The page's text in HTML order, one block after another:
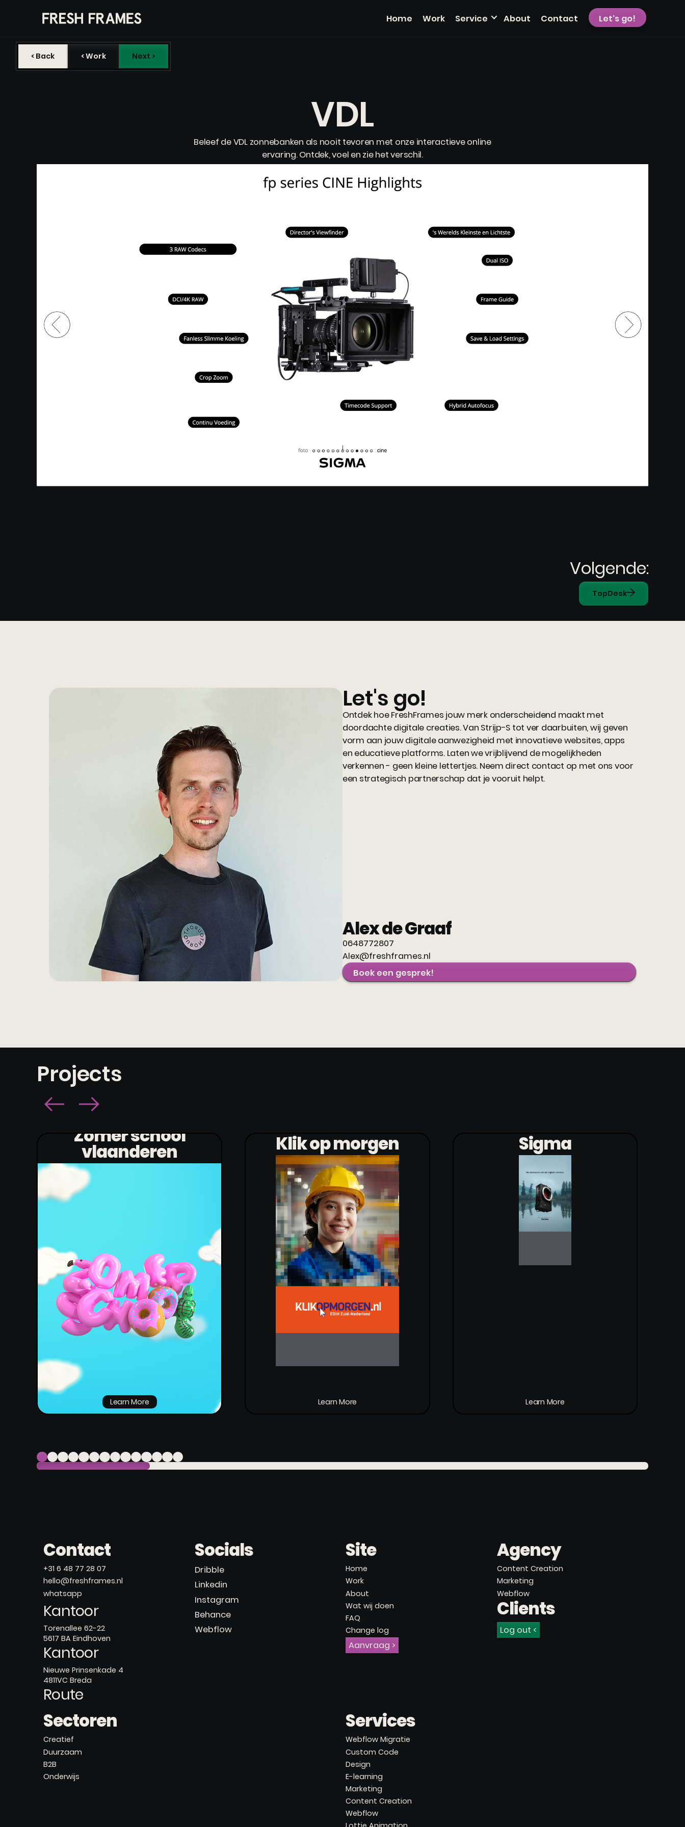
Home Work Service About Contact Let's go!
< Back < Work Next >
VDL
Beleef de VDL zonnebanken als nooit tevoren met onze interactieve online
ervaring. Ontdek, voel en zie het verschil.
Volgende:
TopDesk
Let's go!
Ontdek hoe FreshFrames jouw merk onderscheidend maakt met
doordachte digitale creaties. Van Strijp-S tot ver daarbuiten, wij geven
vorm aan jouw digitale aanwezigheid met innovatieve websites, apps
en educatieve platforms. Laten we vrijblijvend de mogelijkheden
verkennen - geen kleine lettertjes. Neem direct contact op met ons voor
een strategisch partnerschap dat je vooruit helpt.
Alex de Graaf
0648772807
Alex@freshframes.nl
Boek een gesprek!
Projects
Zomer school
vlaanderen
Learn More
Klik op morgen
Learn More
Sigma
Learn More
Contact
+31 6 48 77 28 07
hello@freshframes.nl
whatsapp
Kantoor
Torenallee 62-22
5617 BA Eindhoven
Kantoor
Nieuwe Prinsenkade 4
4811VC Breda
Route
Socials
Dribble
Linkedin
Instagram
Behance
Webflow
Site
Home
Work
About
Wat wij doen
FAQ
Change log
Aanvraag >
Agency
Content Creation
Marketing
Webflow
Clients
Log out <
Sectoren
Creatief
Duurzaam
B2B
Onderwijs
Services
Webflow Migratie
Custom Code
Design
E-learning
Marketing
Content Creation
Webflow